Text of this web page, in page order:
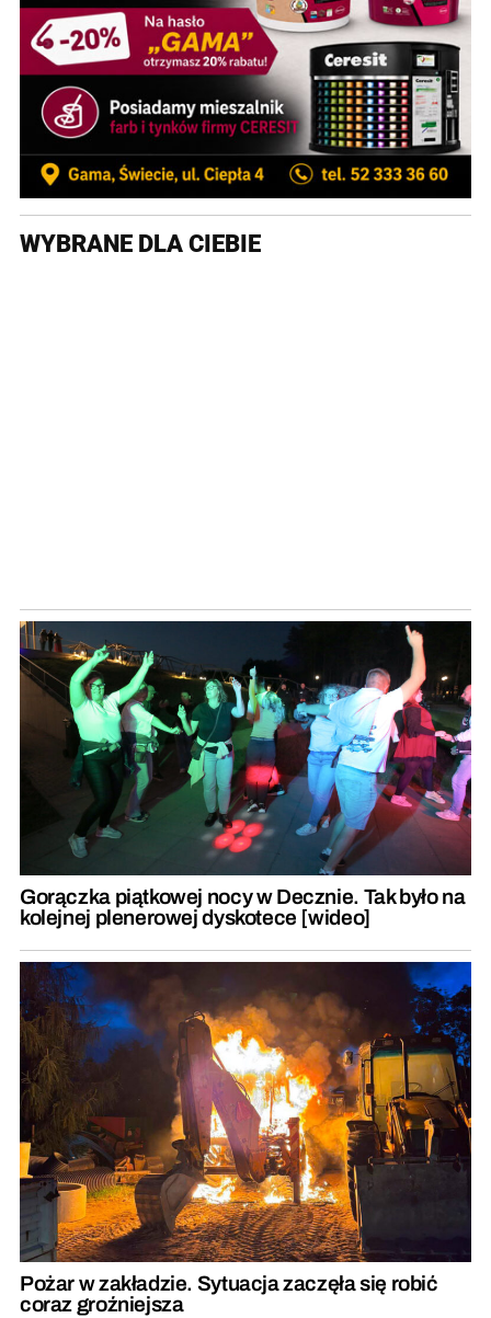
WYBRANE DLA CIEBIE
Gorączka piątkowej nocy w Decznie. Tak było na
kolejnej plenerowej dyskotece [wideo]
Pożar w zakładzie. Sytuacja zaczęła się robić
coraz groźniejsza